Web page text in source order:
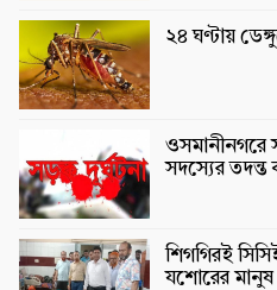
২৪ ঘণ্টায়
ওসমানীনগরে
সদস্যের তদন্ত
শিগগিরই
যশোরের মানুষ